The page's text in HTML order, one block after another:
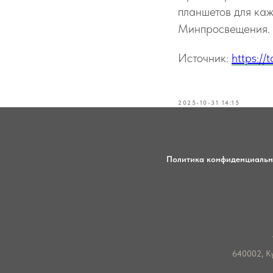
планшетов для
Минпросвещения.
Источник: https://
2025-10-31 14:15
Политика
640002,